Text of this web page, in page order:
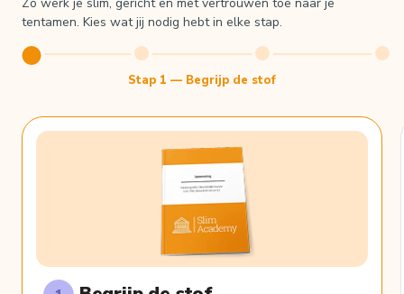
tentamen. Kies wat jij nodig hebt in elke stap.
Stap 1 — Begrijp de stof